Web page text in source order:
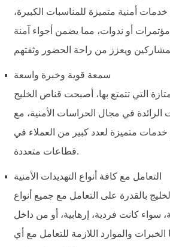
أمنية متميزة للمناسبات الكبيرة،
أو ندوات، مما يضمن أجواء آمنة
سمعة قوية وخبرة واسعة
التي تتمتع بها، أصبحت قناص الخليج
في مجال الحراسات الأمنية، مع
متميزة لعدد كبير من العملاء في
قطاعات متعددة.
التعامل مع كافة أنواع التهديدات الأمنية
بالقدرة على التعامل مع جميع أنواع
سواء كانت فردية، إرهابية، أو من داخل
الخبرات والموارد اللازمة للتعامل مع أي